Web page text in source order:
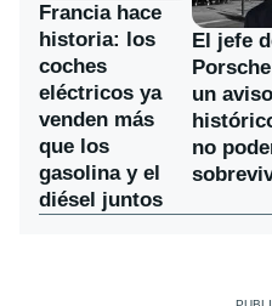
Francia hace
historia: los
coches
eléctricos ya
venden más
que los
gasolina y el
diésel juntos
El jefe
un aviso
no